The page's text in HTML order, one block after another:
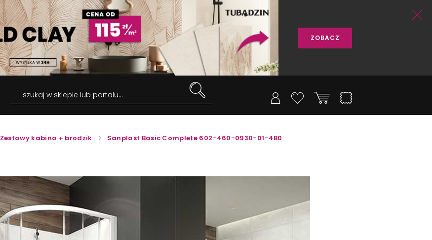
ZOBACZ
szukaj w sklepie lub portalu...
Zestawy kabina + brodzik Sanplast Basic Complete 602-460-0930-01-4B0